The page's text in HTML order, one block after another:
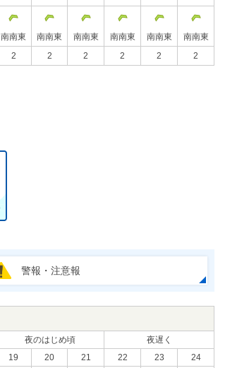
南南東 南南東 南南東 南南東 南南東
南南東
2 2 2 2 2 2
警報・注意報
夜のはじめ頃
夜遅く
19 20 21 22 23 24